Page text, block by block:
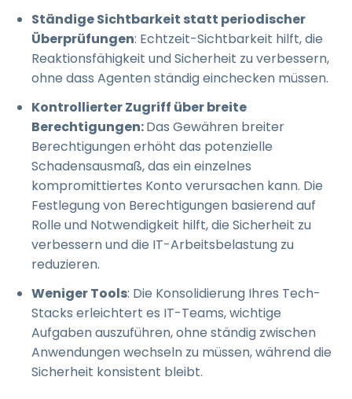
Ständige Sichtbarkeit statt periodischer
Überprüfungen: Echtzeit-Sichtbarkeit hilft, die
Reaktionsfähigkeit und Sicherheit zu verbessern,
ohne dass Agenten ständig einchecken müssen.
Kontrollierter Zugriff über breite
Berechtigungen:Das Gewähren breiter
Berechtigungen erhöht das potenzielle
Schadensausmaß, das ein einzelnes
kompromittiertes Konto verursachen kann. Die
Festlegung von Berechtigungen basierend auf
Rolle und Notwendigkeit hilft, die Sicherheit zu
verbessern und die IT-Arbeitsbelastung zu
reduzieren.
Weniger Tools: Die Konsolidierung Ihres Tech-
Stacks erleichtert es IT-Teams, wichtige
Aufgaben auszuführen, ohne ständig zwischen
Anwendungen wechseln zu müssen, während die
Sicherheit konsistent bleibt.